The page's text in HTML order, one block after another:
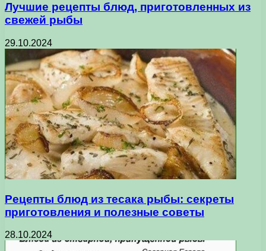
Лучшие рецепты блюд, приготовленных из
свежей рыбы
29.10.2024
Рецепты блюд из тесака рыбы: секреты
приготовления и полезные советы
28.10.2024